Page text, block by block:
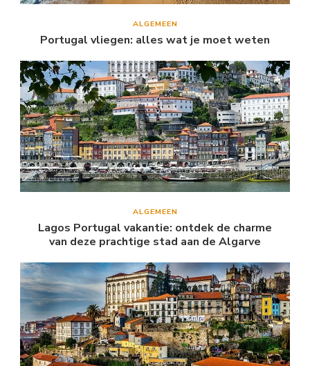
ALGEMEEN
Portugal vliegen: alles wat je moet weten
ALGEMEEN
Lagos Portugal vakantie: ontdek de charme
van deze prachtige stad aan de Algarve